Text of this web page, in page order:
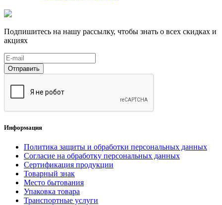
Подпишитесь на нашу рассылку, чтобы знать о всех скидках и
акциях
Отправить
Информация
Политика защиты и обработки персональных данных
Согласие на обработку персональных данных
Сертификация продукции
Товарный знак
Место бытования
Упаковка товара
Транспортные услуги